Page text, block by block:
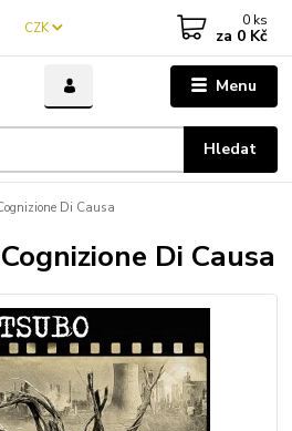
Menu
CZK
Hledat
0 ks
za 0 Kč
Di Causa
Di Causa